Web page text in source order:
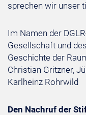
sprechen wir unser
Im Namen der
Gesellschaft und
Geschichte der
Christian Gritzner,
Karlheinz Rohrwild
Den Nachruf der